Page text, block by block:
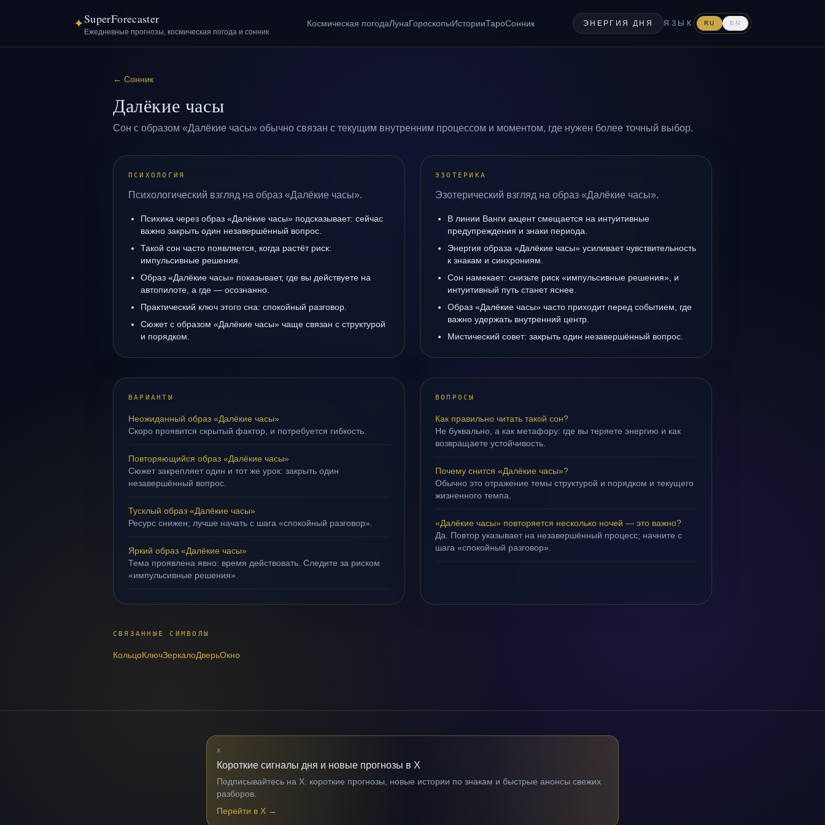
✦SuperForecaster
Ежедневные прогнозы, космическая погода и сонник
Космическая погодаЛунаГороскопыИсторииТароСонник ЭНЕРГИЯ ДНЯ ЯЗЫК RU EN
← Сонник
Далёкие часы
Сон с образом «Далёкие часы» обычно связан с текущим внутренним процессом и моментом, где нужен более точный выбор.
ПСИХОЛОГИЯ
Психологический взгляд на образ «Далёкие часы».
Психика через образ «Далёкие часы» подсказывает: сейчас
важно закрыть один незавершённый вопрос.
Такой сон часто появляется, когда растёт риск:
импульсивные решения.
Образ «Далёкие часы» показывает, где вы действуете на
автопилоте, а где — осознанно.
Практический ключ этого сна: спокойный разговор.
Сюжет с образом «Далёкие часы» чаще связан с структурой
и порядком.
ЭЗОТЕРИКА
Эзотерический взгляд на образ «Далёкие часы».
В линии Ванги акцент смещается на интуитивные
предупреждения и знаки периода.
Энергия образа «Далёкие часы» усиливает чувствительность
к знакам и синхрониям.
Сон намекает: снизьте риск «импульсивные решения», и
интуитивный путь станет яснее.
Образ «Далёкие часы» часто приходит перед событием, где
важно удержать внутренний центр.
Мистический совет: закрыть один незавершённый вопрос.
ВАРИАНТЫ
Неожиданный образ «Далёкие часы»
Скоро проявится скрытый фактор, и потребуется гибкость.
Повторяющийся образ «Далёкие часы»
Сюжет закрепляет один и тот же урок: закрыть один
незавершённый вопрос.
Тусклый образ «Далёкие часы»
Ресурс снижен; лучше начать с шага «спокойный разговор».
Яркий образ «Далёкие часы»
Тема проявлена явно: время действовать. Следите за риском
«импульсивные решения».
ВОПРОСЫ
Как правильно читать такой сон?
Не буквально, а как метафору: где вы теряете энергию и как
возвращаете устойчивость.
Почему снится «Далёкие часы»?
Обычно это отражение темы структурой и порядком и текущего
жизненного темпа.
«Далёкие часы» повторяется несколько ночей — это важно?
Да. Повтор указывает на незавершённый процесс; начните с
шага «спокойный разговор».
СВЯЗАННЫЕ СИМВОЛЫ
КольцоКлючЗеркалоДверьОкно
X
Короткие сигналы дня и новые прогнозы в X
Подписывайтесь на X: короткие прогнозы, новые истории по знакам и быстрые анонсы свежих
разборов.
Перейти в X →